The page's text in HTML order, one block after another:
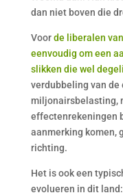
dan niet boven die
Voorde liberalen
eenvoudig om een
slikken die wel
verdubbeling van
miljonairsbelasting,
effectenrekeningen
aanmerking komen,
richting.
Het is ook een
evolueren in dit